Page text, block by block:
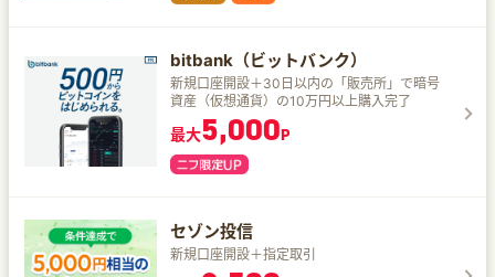
bitbank（ビットバンク）
新規口座開設＋30日以内の「販売所」で暗号
資産（仮想通貨）の10万円以上購入完了
最大5,000P
セゾン投信
新規口座開設＋指定取引